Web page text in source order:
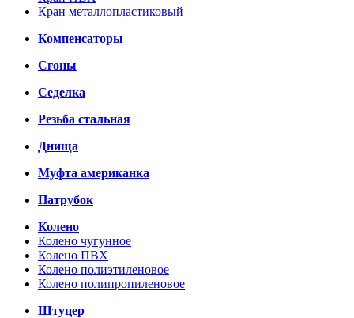
Кран металлопластиковый
Компенсаторы
Сгоны
Седелка
Резьба стальная
Днища
Муфта американка
Патрубок
Колено
Колено чугунное
Колено ПВХ
Колено полиэтиленовое
Колено полипропиленовое
Штуцер